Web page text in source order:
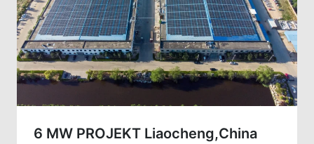
6 MW PROJEKT Liaocheng,China